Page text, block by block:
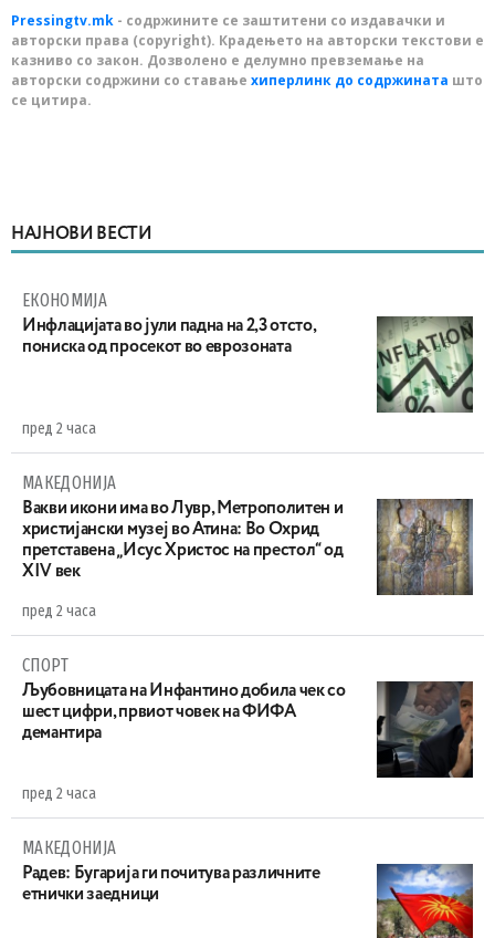
Pressingtv.mk - содржините се заштитени со издавачки и
авторски права (copyright). Крадењето на авторски текстови е
казниво со закон. Дозволено е делумно превземање на
авторски содржини со ставање хиперлинк до содржината што
се цитира.
НАЈНОВИ ВЕСТИ
ЕКОНОМИЈА
Инфлацијата во јули падна на 2,3 отсто,
пониска од просекот во еврозоната
пред 2 часа
МАКЕДОНИЈА
Вакви икони има во Лувр, Метрополитен и
христијански музеј во Атина: Во Охрид
претставена „Исус Христос на престол“ од
XIV век
пред 2 часа
СПОРТ
Љубовницата на Инфантино добила чек со
шест цифри, првиот човек на ФИФА
демантира
пред 2 часа
МАКЕДОНИЈА
Радев: Бугарија ги почитува различните
етнички заедници